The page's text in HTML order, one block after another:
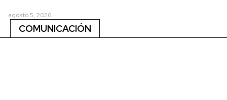
agosto 5, 2026
COMUNICACIÓN